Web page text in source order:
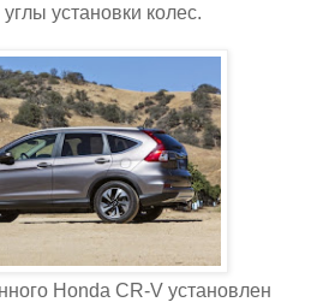
установки колес.
Honda CR-V установлен